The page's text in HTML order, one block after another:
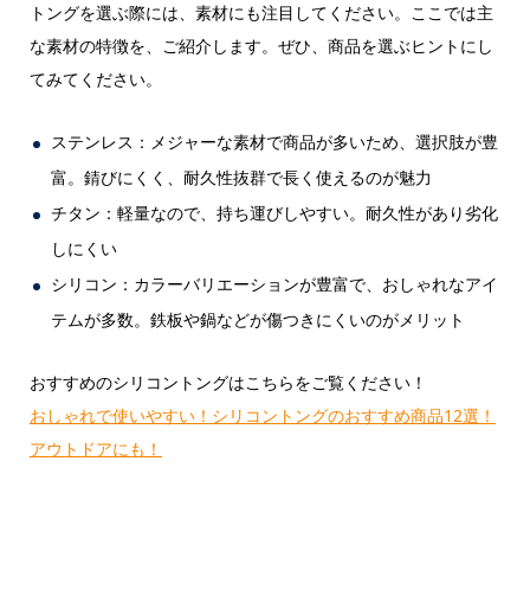
トングを選ぶ際には、素材にも注目してください。ここでは主
な素材の特徴を、ご紹介します。ぜひ、商品を選ぶヒントにし
てみてください。
ステンレス：メジャーな素材で商品が多いため、選択肢が豊
富。錆びにくく、耐久性抜群で長く使えるのが魅力
チタン：軽量なので、持ち運びしやすい。耐久性があり劣化
しにくい
シリコン：カラーバリエーションが豊富で、おしゃれなアイ
テムが多数。鉄板や鍋などが傷つきにくいのがメリット
おすすめのシリコントングはこちらをご覧ください！
おしゃれで使いやすい！シリコントングのおすすめ商品12選！
アウトドアにも！